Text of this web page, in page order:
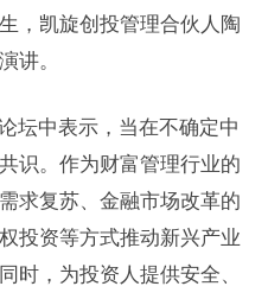
，凯旋创投管理合伙人陶
讲。
坛中表示，当在不确定中
识。作为财富管理行业的
求复苏、金融市场改革的
投资等方式推动新兴产业
时，为投资人提供安全、